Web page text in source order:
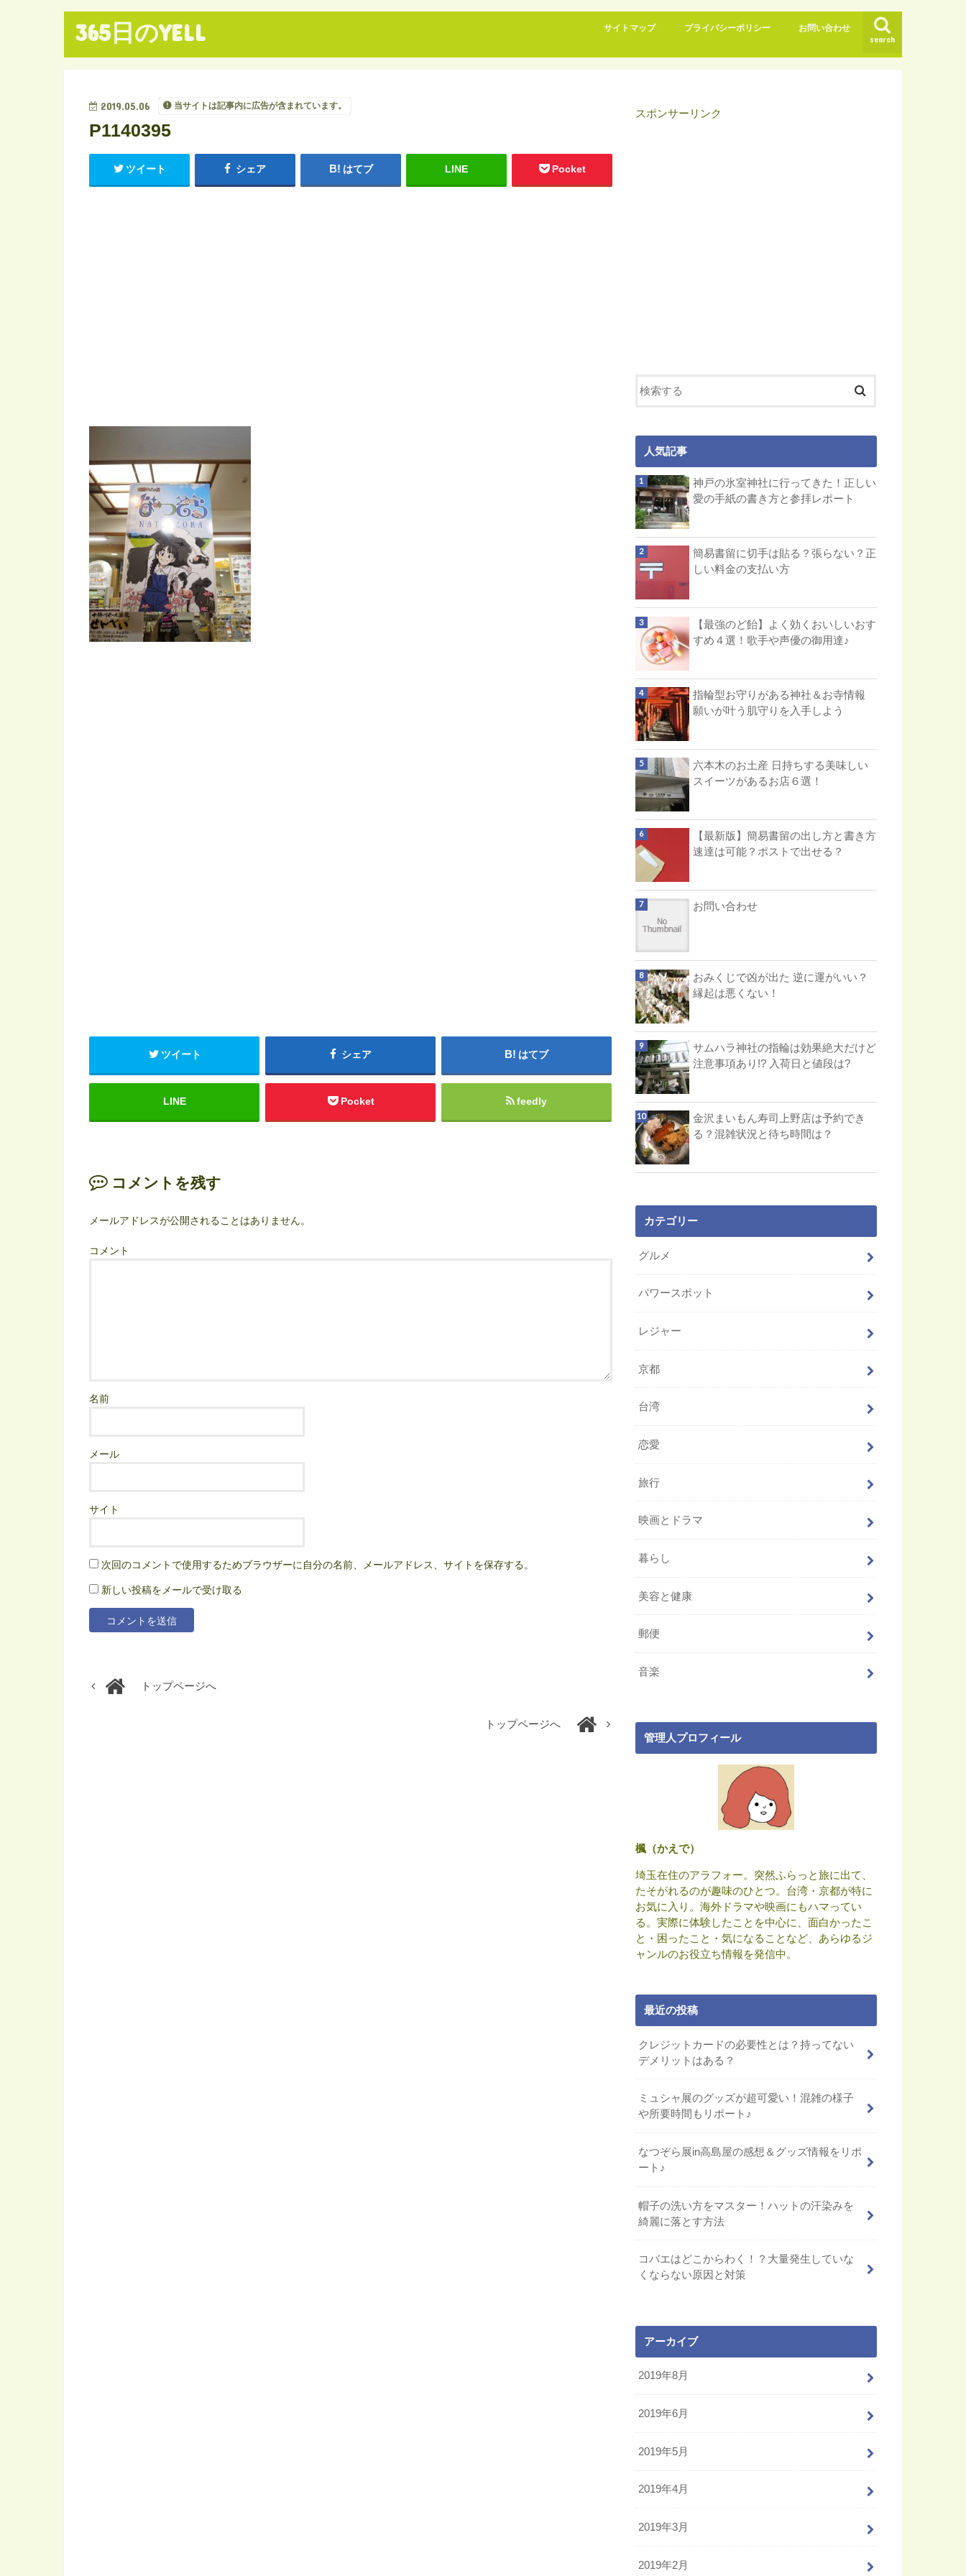
365日のYELL search
サイトマップ プライバシーポリシー お問い合わせ
2019.05.06 当サイトは記事内に広告が含まれています。
P1140395
ツイート シェア はてブ LINE Pocket
ツイート シェア はてブ
LINE Pocket feedly
コメントを残す
メールアドレスが公開されることはありません。
コメント
名前
メール
サイト
次回のコメントで使用するためブラウザーに自分の名前、メールアドレス、サイトを保存する。
新しい投稿をメールで受け取る
トップページへ
トップページへ
スポンサーリンク
人気記事
神戸の氷室神社に行ってきた！正しい
愛の手紙の書き方と参拝レポート
簡易書留に切手は貼る？張らない？正
しい料金の支払い方
【最強のど飴】よく効くおいしいおす
すめ４選！歌手や声優の御用達♪
指輪型お守りがある神社＆お寺情報
願いが叶う肌守りを入手しよう
六本木のお土産 日持ちする美味しい
スイーツがあるお店６選！
【最新版】簡易書留の出し方と書き方
速達は可能？ポストで出せる？
お問い合わせ
おみくじで凶が出た 逆に運がいい？
縁起は悪くない！
サムハラ神社の指輪は効果絶大だけど
注意事項あり!? 入荷日と値段は?
金沢まいもん寿司上野店は予約でき
る？混雑状況と待ち時間は？
カテゴリー
グルメ
パワースポット
レジャー
京都
台湾
恋愛
旅行
映画とドラマ
暮らし
美容と健康
郵便
音楽
管理人プロフィール
楓（かえで）
埼玉在住のアラフォー。突然ふらっと旅に出て、
たそがれるのが趣味のひとつ。台湾・京都が特に
お気に入り。海外ドラマや映画にもハマってい
る。実際に体験したことを中心に、面白かったこ
と・困ったこと・気になることなど、あらゆるジ
ャンルのお役立ち情報を発信中。
最近の投稿
クレジットカードの必要性とは？持ってない
デメリットはある？
ミュシャ展のグッズが超可愛い！混雑の様子
や所要時間もリポート♪
なつぞら展in高島屋の感想＆グッズ情報をリポ
ート♪
帽子の洗い方をマスター！ハットの汗染みを
綺麗に落とす方法
コバエはどこからわく！？大量発生していな
くならない原因と対策
アーカイブ
2019年8月
2019年6月
2019年5月
2019年4月
2019年3月
2019年2月